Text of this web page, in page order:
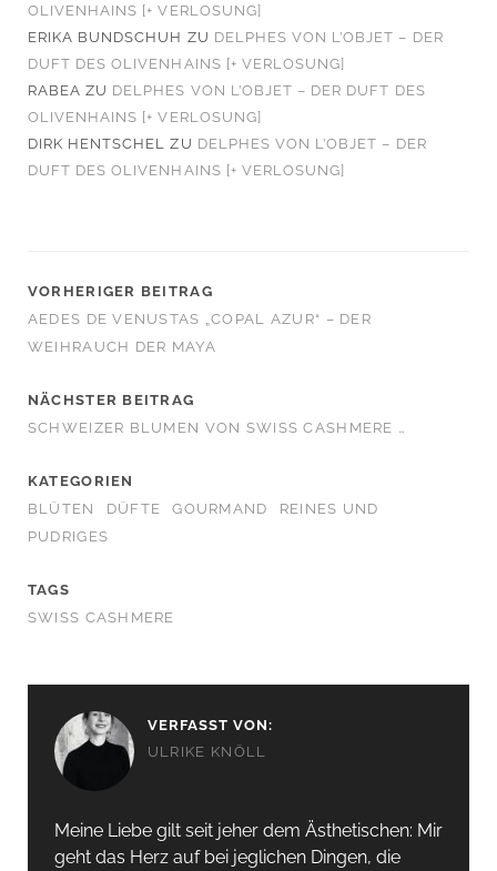
OLIVENHAINS [+ VERLOSUNG]
ERIKA BUNDSCHUH ZU DELPHES VON L’OBJET – DER
DUFT DES OLIVENHAINS [+ VERLOSUNG]
RABEA ZU DELPHES VON L’OBJET – DER DUFT DES
OLIVENHAINS [+ VERLOSUNG]
DIRK HENTSCHEL
ZU DELPHES VON L’OBJET – DER
DUFT DES OLIVENHAINS [+ VERLOSUNG]
VORHERIGER BEITRAG
AEDES DE VENUSTAS „COPAL AZUR“ – DER
WEIHRAUCH DER MAYA
NÄCHSTER BEITRAG
SCHWEIZER BLUMEN VON SWISS CASHMERE …
KATEGORIEN
BLÜTEN
DÜFTE GOURMAND
REINES UND
PUDRIGES
TAGS
SWISS CASHMERE
VERFASST VON:
ULRIKE KNÖLL
Meine Liebe gilt seit jeher dem Ästhetischen: Mir
geht das Herz auf bei jeglichen Dingen, die